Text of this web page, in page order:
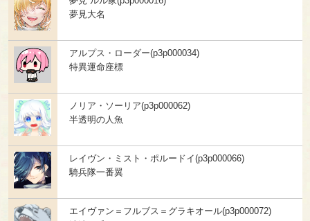
夢見大名
アルプス・ローダー(p3p000034)
特異運命座標
ノリア・ソーリア(p3p000062)
半透明の人魚
レイヴン・ミスト・ポルードイ(p3p000066)
騎兵隊一番翼
エイヴァン＝フルブス＝グラキオール(p3p000072)